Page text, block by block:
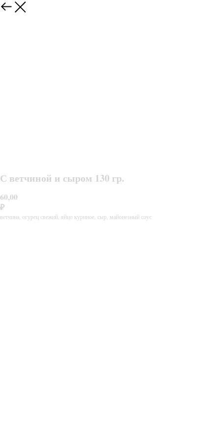
С ветчиной и сыром 130 гр.
60,00
₽
ветчина, огурец свежий, яйцо куриное, сыр, майонезный соус